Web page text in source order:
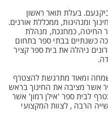
+ 3, מתגוררת ביקנעם. בעלת תואר ראשון
ומנהיגות, ממכללת אורנים.
בבית ספר החיטה, כמחנכת, מנהלת
כשנתיים בבתי ספר בתחום
ניהלה את בית ספר קציר
ומאוד מתרגשת להצטרף
אשר מציבה את החינוך בראש
לבית ספר 'אילן רמון' אשר
הרבה , לצוות המקצועי